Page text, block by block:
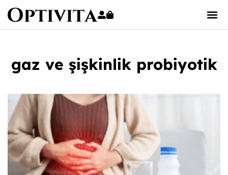
gaz ve şişkinlik probiyotik